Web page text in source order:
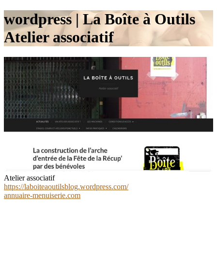
wordpress | La Boîte à Outils
Atelier associatif
Atelier associatif
https://laboiteaoutilsblog.wordpress.com/
annuaire-menuiserie.com